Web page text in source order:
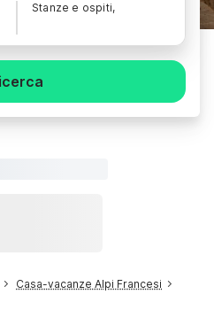
Stanze e ospiti,
Casa-vacanze Alpi Francesi